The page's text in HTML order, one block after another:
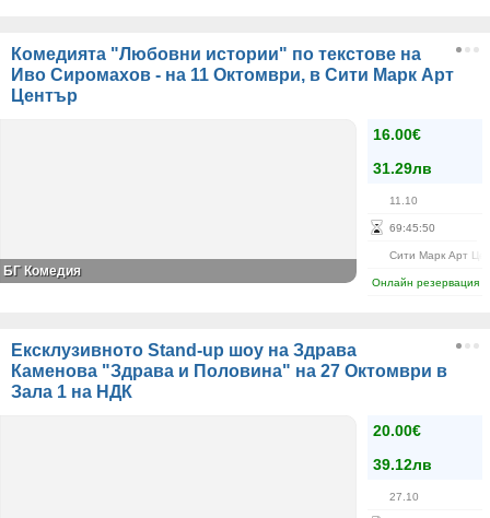
Комедията "Любовни истории" по текстове на
Иво Сиромахов - на 11 Октомври, в Сити Марк Арт
Център
16.00€
31.29лв
11.10
69:45:50
Сити Марк Арт
Онлайн резервация
БГ Комедия
Ексклузивното Stand-up шоу на Здрава
Каменова "Здрава и Половина" на 27 Октомври в
Зала 1 на НДК
20.00€
39.12лв
27.10